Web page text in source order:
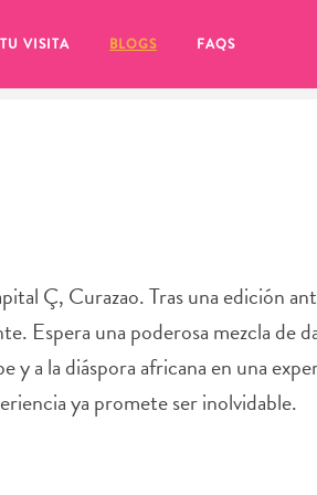
VISITA BLOGS FAQS
Ç, Curazao. Tras una edición
Espera una poderosa mezcla de
y a la diáspora africana en una
ya promete ser inolvidable.